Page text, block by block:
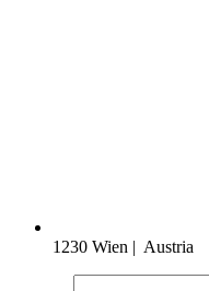
1230 Wien | Austria